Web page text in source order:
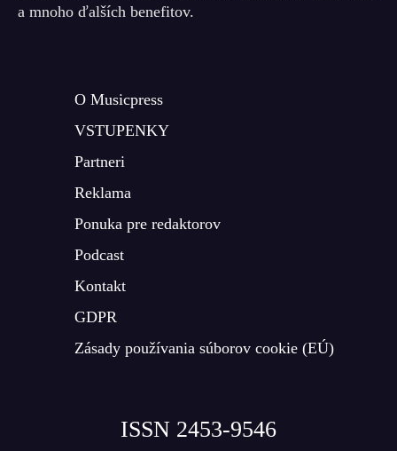
a mnoho ďalších benefitov.
O Musicpress
VSTUPENKY
Partneri
Reklama
Ponuka pre redaktorov
Podcast
Kontakt
GDPR
Zásady používania súborov cookie (EÚ)
ISSN 2453-9546